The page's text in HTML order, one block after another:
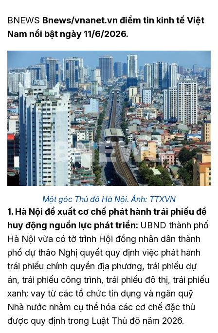
BNEWS Bnews/vnanet.vn điểm tin kinh tế Việt
Nam nổi bật ngày 11/6/2026.
Một góc Thủ đô Hà Nội. Ảnh: TTXVN
1. Hà Nội đề xuất cơ chế phát hành trái phiếu để
huy động nguồn lực phát triển: UBND thành phố
Hà Nội vừa có tờ trình Hội đồng nhân dân thành
phố dự thảo Nghị quyết quy định việc phát hành
trái phiếu chính quyền địa phương, trái phiếu dự
án, trái phiếu công trình, trái phiếu đô thị, trái phiếu
xanh; vay từ các tổ chức tín dụng và ngân quỹ
Nhà nước nhằm cụ thể hóa các cơ chế đặc thù
được quy định trong Luật Thủ đô năm 2026.